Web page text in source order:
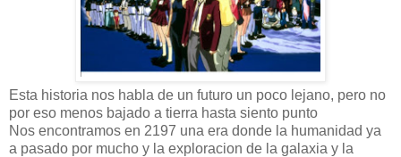
Esta historia nos habla de un futuro un poco lejano, pero no
por eso menos bajado a tierra hasta siento punto
Nos encontramos en 2197 una era donde la humanidad ya
a pasado por mucho y la exploracion de la galaxia y la